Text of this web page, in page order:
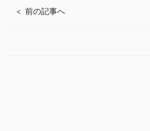
前の記事へ